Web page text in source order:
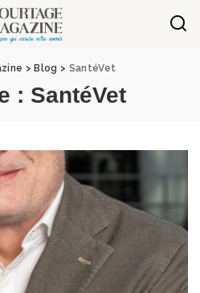
cookies
> Blog > SantéVet
: SantéVet